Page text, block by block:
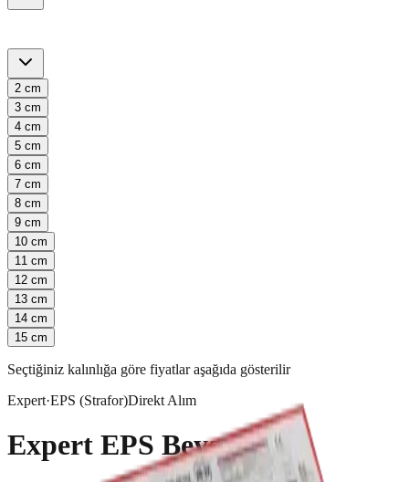
2 cm
3 cm
4 cm
5 cm
6 cm
7 cm
8 cm
9 cm
10 cm
11 cm
12 cm
13 cm
14 cm
15 cm
Seçtiğiniz kalınlığa göre fiyatlar aşağıda gösterilir
Expert·EPS (Strafor)Direkt Alım
Expert EPS Beyaz